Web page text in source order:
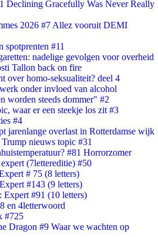
Declining Gracefully Was Never Really
2026 #7 Allez vooruit DEMI
spotprenten #11
nadelige gevolgen voor overheid
Tallon back on fire
over homo-seksualiteit? deel 4
onder invloed van alcohol
worden steeds dommer" #2
waar er een steekje los zit #3
#4
jarenlange overlast in Rotterdamse wijk
nieuws topic #31
#81 Horrorzomer
(7lettereditie) #50
# 75 (8 letters)
#143 (9 letters)
Expert #91 (10 letters)
en 4letterwoord
#725
Dragon #9 Waar we wachten op